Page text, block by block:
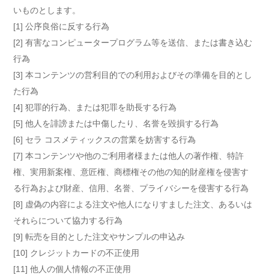
いものとします。
[1] 公序良俗に反する行為
[2] 有害なコンピュータープログラム等を送信、または書き込む
行為
[3] 本コンテンツの営利目的での利用およびその準備を目的とし
た行為
[4] 犯罪的行為、または犯罪を助長する行為
[5] 他人を誹謗または中傷したり、名誉を毀損する行為
[6] セラ コスメティックスの営業を妨害する行為
[7] 本コンテンツや他のご利用者様または他人の著作権、特許
権、実用新案権、意匠権、商標権その他の知的財産権を侵害す
る行為および財産、信用、名誉、プライバシーを侵害する行為
[8] 虚偽の内容による注文や他人になりすました注文、あるいは
それらについて協力する行為
[9] 転売を目的とした注文やサンプルの申込み
[10] クレジットカードの不正使用
[11] 他人の個人情報の不正使用